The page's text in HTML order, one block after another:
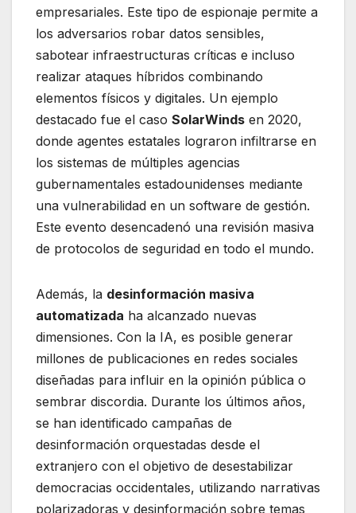
empresariales. Este tipo de espionaje permite a
los adversarios robar datos sensibles,
sabotear infraestructuras críticas e incluso
realizar ataques híbridos combinando
elementos físicos y digitales. Un ejemplo
destacado fue el caso SolarWinds en 2020,
donde agentes estatales lograron infiltrarse en
los sistemas de múltiples agencias
gubernamentales estadounidenses mediante
una vulnerabilidad en un software de gestión.
Este evento desencadenó una revisión masiva
de protocolos de seguridad en todo el mundo.
Además, la desinformación masiva
automatizada ha alcanzado nuevas
dimensiones. Con la IA, es posible generar
millones de publicaciones en redes sociales
diseñadas para influir en la opinión pública o
sembrar discordia. Durante los últimos años,
se han identificado campañas de
desinformación orquestadas desde el
extranjero con el objetivo de desestabilizar
democracias occidentales, utilizando narrativas
polarizadoras y desinformación sobre temas